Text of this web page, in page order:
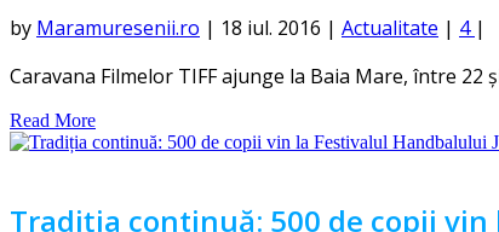
by Maramuresenii.ro | 18 iul. 2016 | Actualitate | 4 |
Caravana Filmelor TIFF ajunge la Baia Mare, între 22
Read More
Tradiția continuă: 500 de copii